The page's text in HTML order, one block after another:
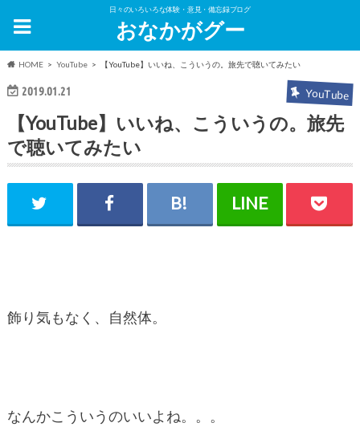
日々のいろいろな体験・意見・備忘録ブログ
おなかがグー
HOME YouTube 【YouTube】いいね、こういうの。旅先で聴いてみたい
2019.01.21 YouTube
【YouTube】いいね、こういうの。旅先
で聴いてみたい
飾り気もなく、自然体。
なんかこういうのいいよね。。。